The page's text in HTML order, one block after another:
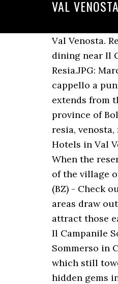
VAL
Val Venosta.
dining near Il
Resia.JPG:
cappello a
extends from
province of
resia,
Hotels in Val
When the
of the village
(BZ) - Check
areas draw
attract those
Il Campanile
Sommerso in
which still
hidden gems